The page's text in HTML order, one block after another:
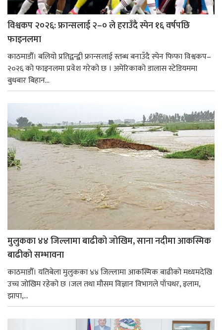
विश्वकप २०२६: फ्रान्सलाई २–० ले हराउँदै स्पेन १६ वर्षपछि
फाइनलमा
काठमाडौँ। बलियो प्रतिद्वन्द्वी फ्रान्सलाई स्तब्ध बनाउँदै स्पेन फिफा विश्वकप–
२०२६ को फाइनलमा प्रवेश गरेको छ । अमेरिकाको डालास स्टेडियममा
बुधबार बिहान...
मुलुकका ४४ जिल्लामा बाढीको जोखिम, साना नदीमा आकस्मिक
बाढीको सम्भावना
काठमाडौँ। यतिबेला मुलुकका ४४ जिल्लामा आकस्मिक बाढीको मध्यमदेखि
उच्च जोखिम रहेको छ ।जल तथा मौसम विज्ञान विभागले पाँचथर, इलाम,
झापा,...